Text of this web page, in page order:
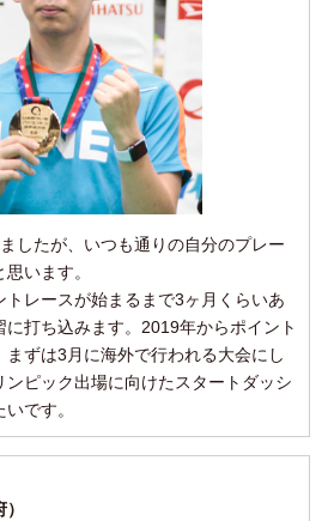
したが、いつも通りの自分のプレー
います。
レースが始まるまで3ヶ月くらいあ
打ち込みます。2019年からポイント
まずは3月に海外で行われる大会にし
ンピック出場に向けたスタートダッシ
です。